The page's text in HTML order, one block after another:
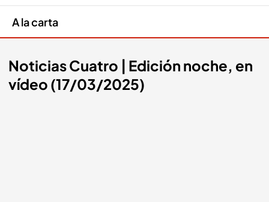
A la carta
Noticias Cuatro | Edición noche, en
vídeo (17/03/2025)